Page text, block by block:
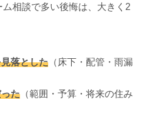
相談で多い後悔は、大きく2
落とした （床下・配管・雨漏
た （範囲・予算・将来の住み